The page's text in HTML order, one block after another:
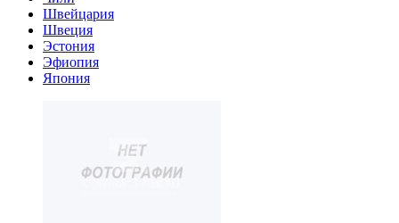
Швейцария
Швеция
Эстония
Эфиопия
Япония